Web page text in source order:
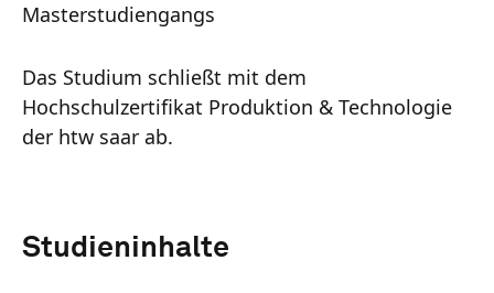
Masterstudiengangs
Das Studium schließt mit dem
Hochschulzertifikat Produktion & Technologie
der htw saar ab.
Studieninhalte